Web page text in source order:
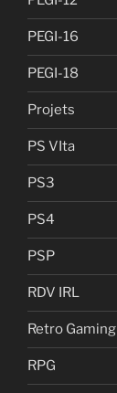
PEGI-16
PEGI-18
Projets
PS VIta
PS3
PS4
PSP
RDV IRL
Retro Gaming
RPG